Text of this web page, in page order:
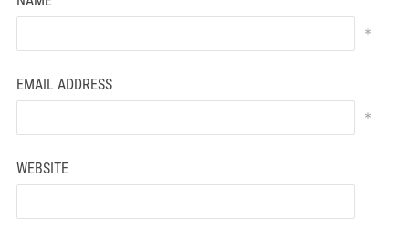
*
EMAIL ADDRESS
*
WEBSITE